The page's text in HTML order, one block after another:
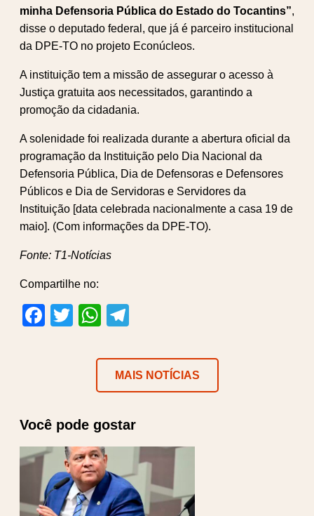
minha Defensoria Pública do Estado do Tocantins”,
disse o deputado federal, que já é parceiro institucional
da DPE-TO no projeto Econúcleos.
A instituição tem a missão de assegurar o acesso à
Justiça gratuita aos necessitados, garantindo a
promoção da cidadania.
A solenidade foi realizada durante a abertura oficial da
programação da Instituição pelo Dia Nacional da
Defensoria Pública, Dia de Defensoras e Defensores
Públicos e Dia de Servidoras e Servidores da
Instituição [data celebrada nacionalmente a casa 19 de
maio]. (Com informações da DPE-TO).
Fonte: T1-Notícias
Compartilhe no:
Facebook
TwitterWhatsApp
MAIS NOTÍCIAS
Você pode gostar